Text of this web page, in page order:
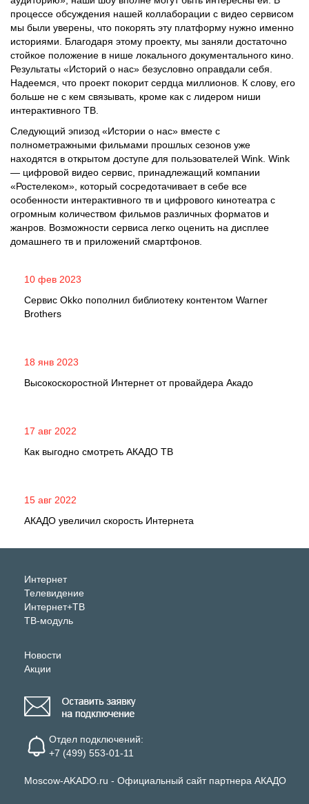
процессе обсуждения нашей коллаборации с видео сервисом
мы были уверены, что покорять эту платформу нужно именно
историями. Благодаря этому проекту, мы заняли достаточно
стойкое положение в нише локального документального кино.
Результаты «Историй о нас» безусловно оправдали себя.
Надеемся, что проект покорит сердца миллионов. К слову, его
больше не с кем связывать, кроме как с лидером ниши
интерактивного ТВ.
Следующий эпизод «Истории о нас» вместе с
полнометражными фильмами прошлых сезонов уже
находятся в открытом доступе для пользователей Wink. Wink
— цифровой видео сервис, принадлежащий компании
«Ростелеком», который сосредотачивает в себе все
особенности интерактивного тв и цифрового кинотеатра с
огромным количеством фильмов различных форматов и
жанров. Возможности сервиса легко оценить на дисплее
домашнего тв и приложений смартфонов.
10 фев 2023
Сервис Okko пополнил библиотеку контентом Warner
Brothers
18 янв 2023
Высокоскоростной Интернет от провайдера Акадо
17 авг 2022
Как выгодно смотреть АКАДО ТВ
15 авг 2022
АКАДО увеличил скорость Интернета
Интернет
Телевидение
Интернет+ТВ
ТВ-модуль
Новости
Акции
Отдел подключений:
+7 (499) 553-01-11
Moscow-AKADO.ru - Официальный сайт партнера АКАДО